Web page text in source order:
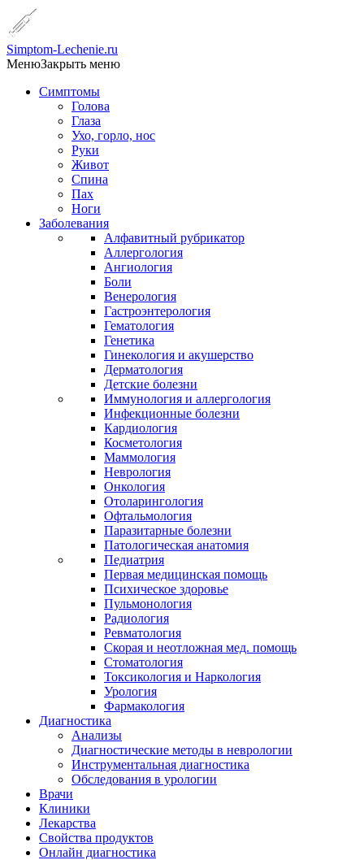
Simptom-Lechenie.ru
МенюЗакрыть меню
Симптомы
Голова
Глаза
Ухо, горло, нос
Руки
Живот
Спина
Пах
Ноги
Заболевания
Алфавитный рубрикатор
Аллергология
Ангиология
Боли
Венерология
Гастроэнтерология
Гематология
Генетика
Гинекология и акушерство
Дерматология
Детские болезни
Иммунология и аллергология
Инфекционные болезни
Кардиология
Косметология
Маммология
Неврология
Онкология
Отоларингология
Офтальмология
Паразитарные болезни
Патологическая анатомия
Педиатрия
Первая медицинская помощь
Психическое здоровье
Пульмонология
Радиология
Ревматология
Скорая и неотложная мед. помощь
Стоматология
Токсикология и Наркология
Урология
Фармакология
Диагностика
Анализы
Диагностические методы в неврологии
Инструментальная диагностика
Обследования в урологии
Врачи
Клиники
Лекарства
Свойства продуктов
Онлайн диагностика